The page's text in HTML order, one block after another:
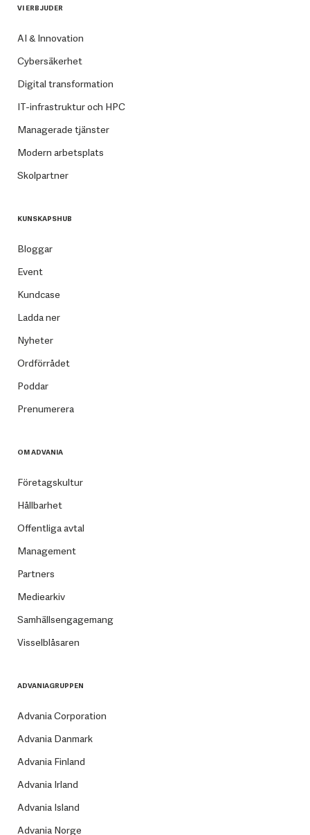
VI ERBJUDER
AI & Innovation
Cybersäkerhet
Digital transformation
IT-infrastruktur och HPC
Managerade tjänster
Modern arbetsplats
Skolpartner
KUNSKAPSHUB
Bloggar
Event
Kundcase
Ladda ner
Nyheter
Ordförrådet
Poddar
Prenumerera
OM ADVANIA
Företagskultur
Hållbarhet
Offentliga avtal
Management
Partners
Mediearkiv
Samhällsengagemang
Visselblåsaren
ADVANIAGRUPPEN
Advania Corporation
Advania Danmark
Advania Finland
Advania Irland
Advania Island
Advania Norge